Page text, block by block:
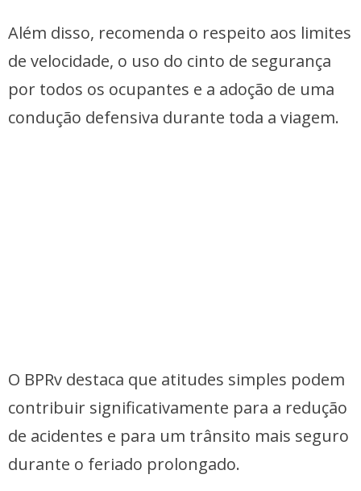
Além disso, recomenda o respeito aos limites
de velocidade, o uso do cinto de segurança
por todos os ocupantes e a adoção de uma
condução defensiva durante toda a viagem.
O BPRv destaca que atitudes simples podem
contribuir significativamente para a redução
de acidentes e para um trânsito mais seguro
durante o feriado prolongado.